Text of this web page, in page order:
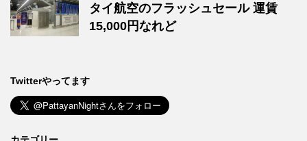
タイ航空のフラッシュセール 運賃
15,000円なれど
Twitterやってます